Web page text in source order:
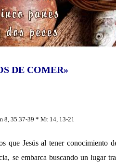
DE COMER»
8, 35.37-39 * Mt 14, 13-21
que Jesús al tener conocimiento
se embarca buscando un lugar